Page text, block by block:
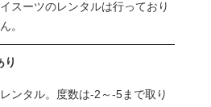
イスーツのレンタルは行っており
。
り
ンタル。度数は-2～-5まで取り